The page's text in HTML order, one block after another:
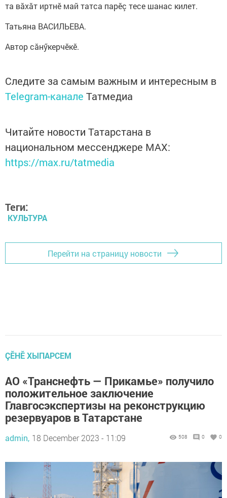
та вăхăт иртнӗ май татса парӗç тесе шанас килет.
Татьяна ВАСИЛЬЕВА.
Автор сăнӳкерчĕкĕ.
Следите за самым важным и интересным в
Telegram-канале Татмедиа
Читайте новости Татарстана в
национальном мессенджере MАХ:
https://max.ru/tatmedia
Теги:
КУЛЬТУРА
Перейти на страницу новости
ÇӖНӖ ХЫПАРСЕМ
АО «Транснефть — Прикамье» получило
положительное заключение
Главгосэкспертизы на реконструкцию
резервуаров в Татарстане
admin, 18 December 2023 - 11:09 508 0 0